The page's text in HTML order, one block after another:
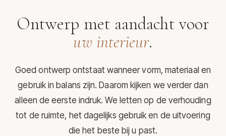
Ontwerp met aandacht voor
uw interieur.
Goed ontwerp ontstaat wanneer vorm, materiaal en
gebruik in balans zijn. Daarom kijken we verder dan
alleen de eerste indruk. We letten op de verhouding
tot de ruimte, het dagelijks gebruik en de uitvoering
die het beste bij u past.